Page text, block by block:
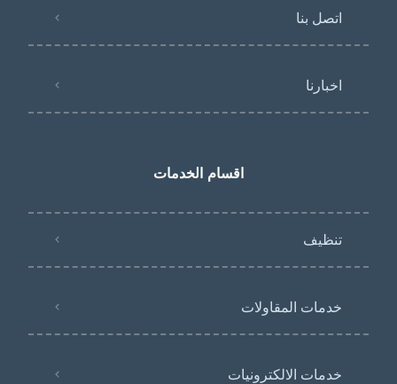
اتصل بنا
اخبارنا
اقسام الخدمات
تنظيف
خدمات المقاولات
خدمات الالكترونيات